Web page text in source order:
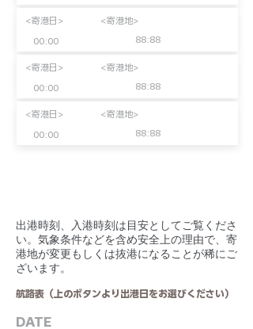
<寄港日>
00:00 88:88
<寄港地>
<寄港日>
00:00 88:88
<寄港地>
<寄港日>
00:00 88:88
<寄港地>
​出港時刻、入港時刻は目安としてご覧くださ
い。気象条件などを含め安全上の理由で、寄
港地が変更もしくは抜港になることが稀にご
ざいます。
航路表（上のボタンより出港日をお選びください）
DATE